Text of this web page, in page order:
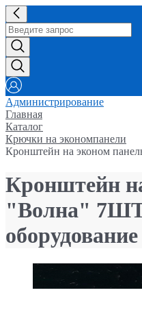
Администрирование
Главная
Каталог
Крючки на экономпанели
Кронштейн на эконом
Кронштейн
"Волна"